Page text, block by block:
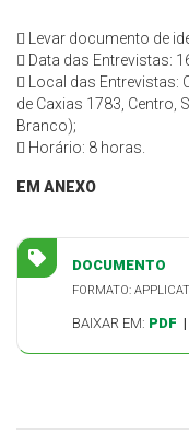
 Levar documento de
 Data das Entrevistas:
 Local das Entrevistas:
de Caxias 1783, Centro,
Branco);
 Horário: 8 horas.
EM ANEXO
DOCUMENTO
FORMATO:
BAIXAR EM: PDF |